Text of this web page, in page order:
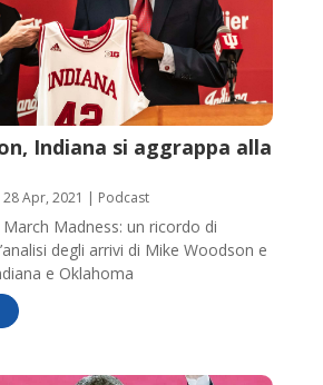
Indiana si aggrappa alla
28 Apr, 2021 | Podcast
Madness: un ricordo di
degli arrivi di Mike Woodson e
e Oklahoma